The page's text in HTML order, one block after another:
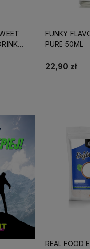
FUNKY
PURE 50ML
22,90 zł
REAL FOOD